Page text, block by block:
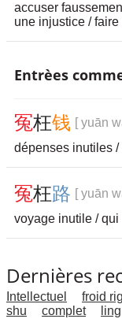
accuser
une injustice /
Entrèes
冤枉钱 [ yuān
dépenses inutiles
冤枉路 [ yuān
voyage inutile /
Dernières
Intellectuel froid
shu
complet ling